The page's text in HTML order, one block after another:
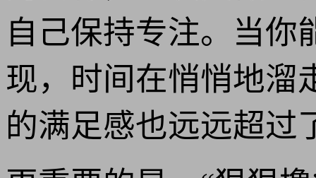
自己保持专注。当你
现，时间在悄悄地溜
的满足感也远远超过